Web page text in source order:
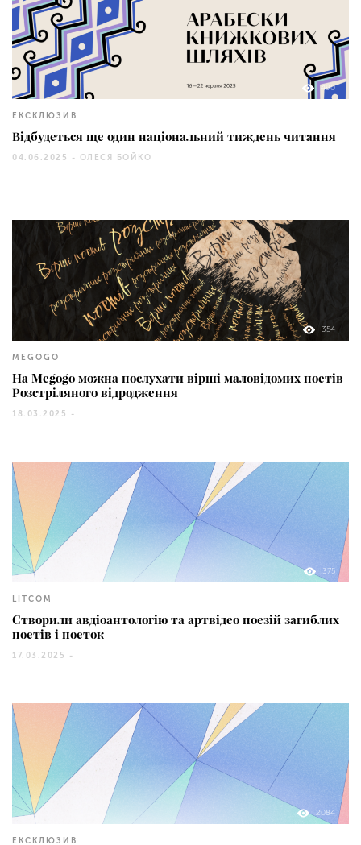
490
ЕКСКЛЮЗИВ
Відбудеться ще один національний тиждень читання
04.06.2025 - ОЛЕСЯ БОЙКО
354
MEGOGO
На Megogo можна послухати вірші маловідомих поетів
Розстріляного відродження
18.03.2025 -
375
LITCOM
Створили авдіоантологію та артвідео поезій загиблих
поетів і поеток
17.03.2025 -
2084
ЕКСКЛЮЗИВ